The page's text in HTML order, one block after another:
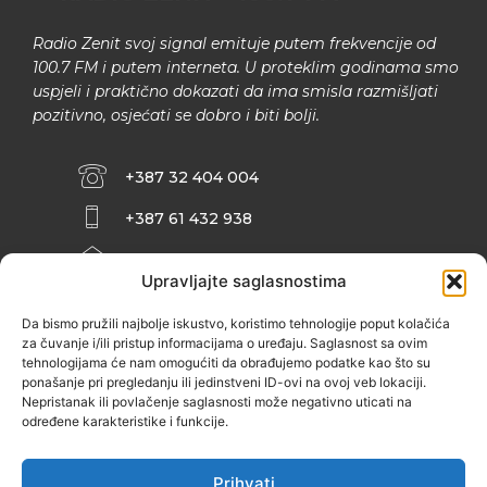
Upravljajte saglasnostima
Da bismo pružili najbolje iskustvo, koristimo tehnologije poput kolačića
za čuvanje i/ili pristup informacijama o uređaju. Saglasnost sa ovim
tehnologijama će nam omogućiti da obrađujemo podatke kao što su
ponašanje pri pregledanju ili jedinstveni ID-ovi na ovoj veb lokaciji.
Nepristanak ili povlačenje saglasnosti može negativno uticati na
određene karakteristike i funkcije.
Prihvati
Radio Zenit svoj signal emituje putem frekvencije od
100.7 FM i putem interneta. U proteklim godinama smo
uspjeli i praktično dokazati da ima smisla razmišljati
pozitivno, osjećati se dobro i biti bolji.
+387 32 404 004
+387 61 432 938
INFO@ZENIT.BA
ZENIČANKA, 3. SPRAT), 72000 ZENICA